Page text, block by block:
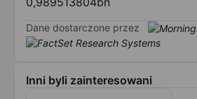
Dane dostarczone przez
Inni byli zainteresowani